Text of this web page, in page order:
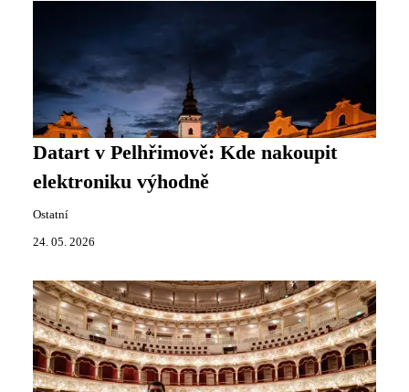
Datart v Pelhřimově: Kde nakoupit
elektroniku výhodně
Ostatní
24. 05. 2026